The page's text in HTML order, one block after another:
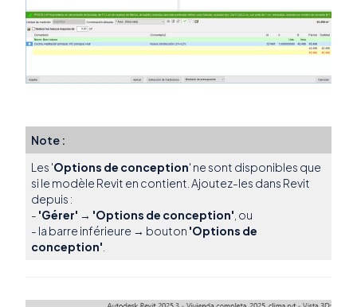
Note :
Les 'Options de conception' ne sont disponibles que
si le modèle Revit en contient. Ajoutez-les dans Revit
depuis :
- 'Gérer' → 'Options de conception' , ou
- la barre inférieure → bouton 'Options de
conception'